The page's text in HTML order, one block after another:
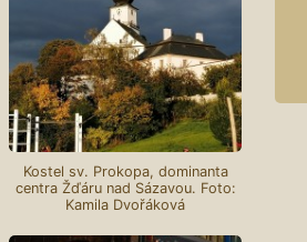
Kostel sv. Prokopa, dominanta
centra Žďáru nad Sázavou. Foto:
Kamila Dvořáková